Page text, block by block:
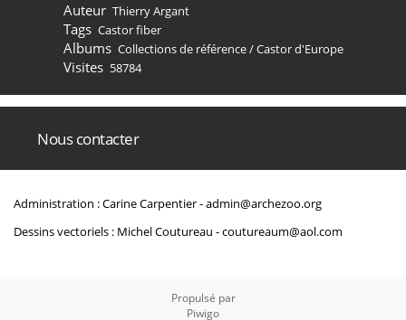
Auteur Thierry Argant
Tags Castor fiber
Albums Collections de référence/Castor d'Europe
Visites 58784
Nous contacter
Administration : Carine Carpentier -admin@archezoo.org
Dessins vectoriels : Michel Coutureau -coutureaum@aol.com
Propulsé par
Piwigo